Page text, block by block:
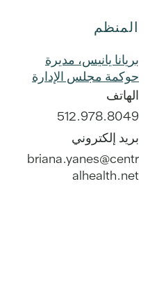
المنظم
بريانا يانيس، مديرة
حوكمة مجلس الإدارة
الهاتف
512.978.8049
بريد إلكتروني
briana.yanes@centr
alhealth.net